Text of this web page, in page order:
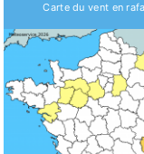
Carte du vent en